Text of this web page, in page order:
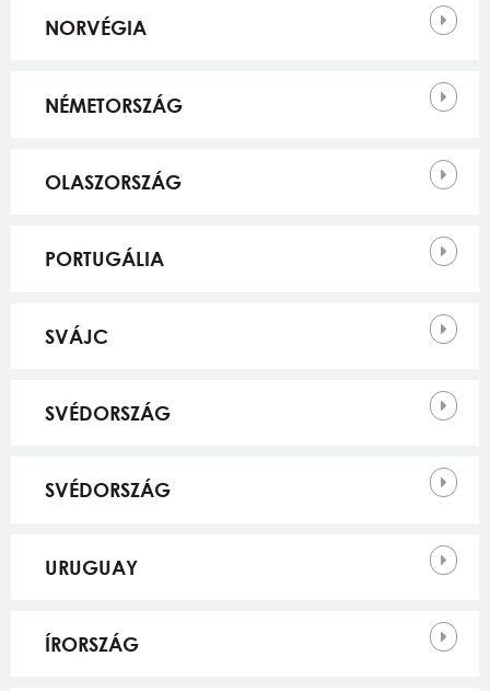
NORVÉGIA
NÉMETORSZÁG
OLASZORSZÁG
PORTUGÁLIA
SVÁJC
SVÉDORSZÁG
SVÉDORSZÁG
URUGUAY
ÍRORSZÁG